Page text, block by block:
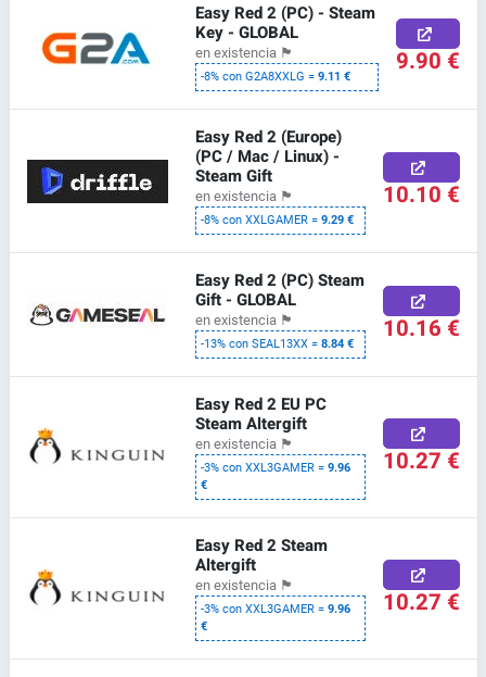
Easy Red 2 (PC) - Steam
Key - GLOBAL
en existencia 🏴
-8% con G2A8XXLG =9.11 € 9.90 €
Easy Red 2 (Europe)
(PC / Mac / Linux) -
Steam Gift
en existencia 🏴
-8% con XXLGAMER =9.29 €
10.10 €
Easy Red 2 (PC) Steam
Gift - GLOBAL
en existencia 🏴
-13% con SEAL13XX =8.84 € 10.16 €
Easy Red 2 EU PC
Steam Altergift
en existencia 🏴
-3% con XXL3GAMER =9.96
€
10.27 €
Easy Red 2 Steam
Altergift
en existencia 🏴
-3% con XXL3GAMER =9.96
€
10.27 €